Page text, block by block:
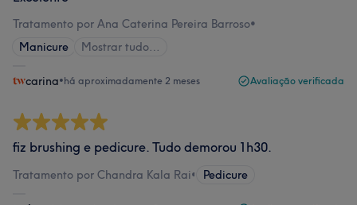
Tratamento por Ana Caterina Pereira Barroso•
Manicure
Mostrar tudo…
carina•há aproximadamente 2 meses Avaliação verificada
fiz brushing e pedicure. Tudo demorou 1h30.
Tratamento por Chandra Kala Rai• Pedicure